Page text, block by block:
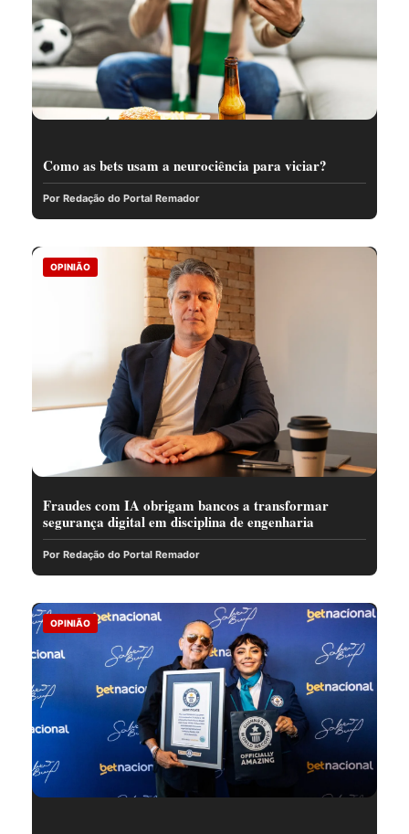
Como as bets usam a neurociência para viciar?
Por Redação do Portal Remador
OPINIÃO
Fraudes com IA obrigam bancos a transformar
segurança digital em disciplina de engenharia
Por Redação do Portal Remador
OPINIÃO